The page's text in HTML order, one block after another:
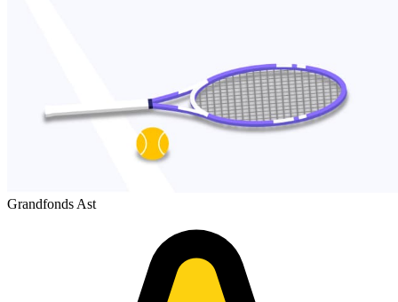
Grandfonds Ast